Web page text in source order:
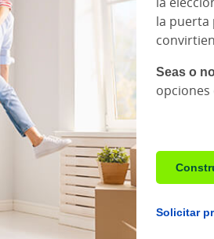
la puerta
Seas o
opciones
Solicitar